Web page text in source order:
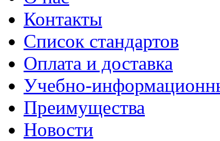
Контакты
Список стандартов
Оплата и доставка
Учебно-
Преимущества
Новости